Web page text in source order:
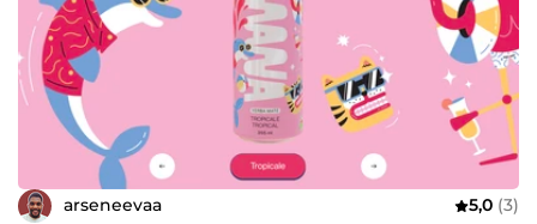
arseneevaa 5,0 (3)